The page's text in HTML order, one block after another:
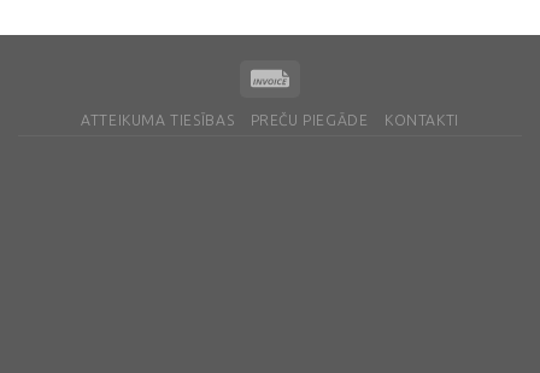
ATTEIKUMA TIESĪBAS PREČU PIEGĀDE KONTAKTI